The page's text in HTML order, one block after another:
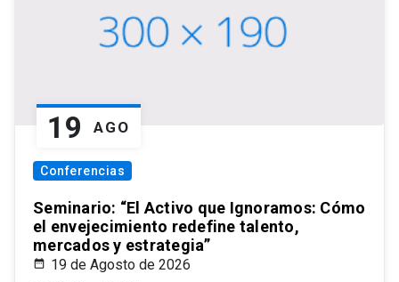
19 AGO
Conferencias
Seminario: “El Activo que Ignoramos: Cómo
el envejecimiento redefine talento,
mercados y estrategia”
19 de Agosto de 2026